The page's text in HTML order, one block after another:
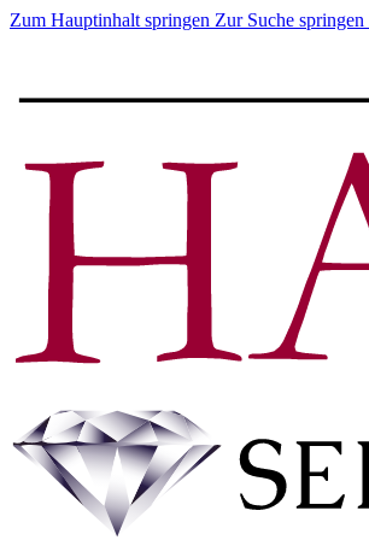
Zum Hauptinhalt springen Zur Suche springen